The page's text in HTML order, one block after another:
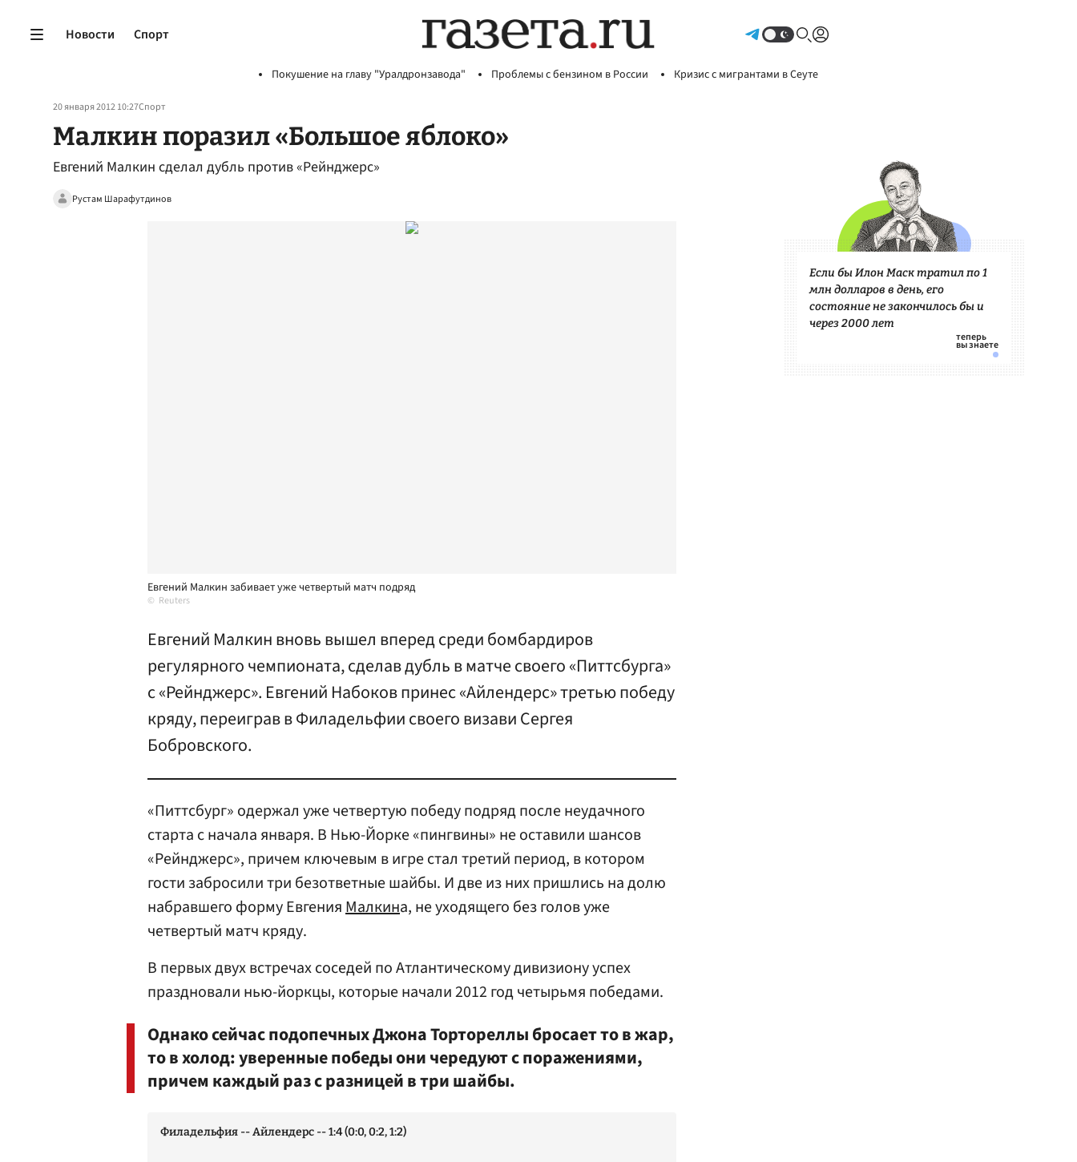
Новости Спорт
Покушение на главу "Уралдронзавода" Проблемы с бензином в России Кризис с мигрантами в Сеуте
20 января 2012 10:27Спорт
Малкин поразил «Большое яблоко»
Евгений Малкин сделал дубль против «Рейнджерс»
Рустам Шарафутдинов
Евгений Малкин забивает уже четвертый матч подряд
Reuters
Евгений Малкин вновь вышел вперед среди бомбардиров
регулярного чемпионата, сделав дубль в матче своего «Питтсбурга»
с «Рейнджерс». Евгений Набоков принес «Айлендерс» третью победу
кряду, переиграв в Филадельфии своего визави Сергея
Бобровского.
«Питтсбург» одержал уже четвертую победу подряд после неудачного
старта с начала января. В Нью-Йорке «пингвины» не оставили шансов
«Рейнджерс», причем ключевым в игре стал третий период, в котором
гости забросили три безответные шайбы. И две из них пришлись на долю
набравшего форму ЕвгенияМалкина, не уходящего без голов уже
четвертый матч кряду.
В первых двух встречах соседей по Атлантическому дивизиону успех
праздновали нью-йоркцы, которые начали 2012 год четырьмя победами.
Однако сейчас подопечных Джона Тортореллы бросает то в жар,
то в холод: уверенные победы они чередуют с поражениями,
причем каждый раз с разницей в три шайбы.
Филадельфия -- Айлендерс -- 1:4 (0:0, 0:2, 1:2)
Если бы Илон Маск тратил по 1
млн долларов в день, его
состояние не закончилось бы и
через 2000 лет